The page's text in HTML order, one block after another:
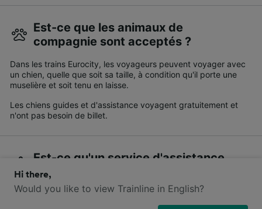
Est-ce que les animaux de
compagnie sont acceptés ?
Dans les trains Eurocity, les voyageurs peuvent voyager avec
un chien, quelle que soit sa taille, à condition qu'il porte une
muselière et soit tenu en laisse.
Les chiens guides et d'assistance voyagent gratuitement et
n'ont pas besoin de billet.
Est-ce qu'un service d'assistance
est disponible ?
Des places réservées aux voyageurs handicapés sont
disponibles à bord de tous les trains Eurocity.
Hi there,
Would you like to view Trainline in English?